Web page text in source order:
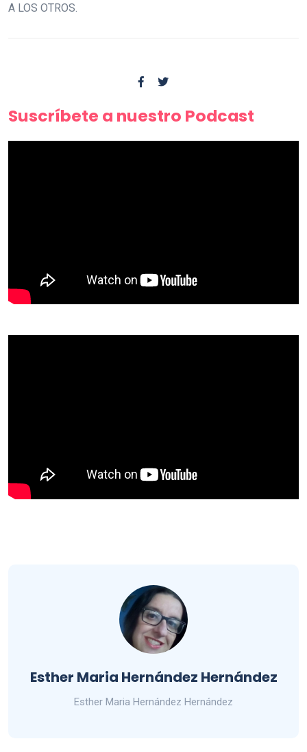
A LOS OTROS.
Suscríbete a nuestro Podcast
Esther Maria Hernández Hernández
Esther Maria Hernández Hernández